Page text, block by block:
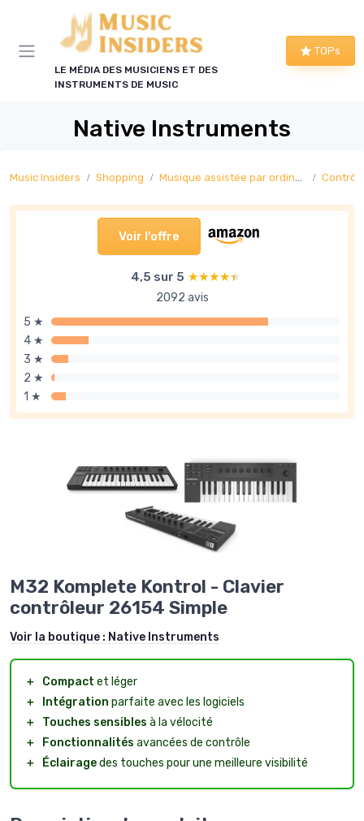
LE MÉDIA DES MUSICIENS ET DES
INSTRUMENTS DE MUSIC
TOPs
Native Instruments
Music Insiders Shopping Musique assistée par ordinateur
Voir l'offre
4,5 sur 5 ★★★★★
★★★★★
2092 avis
5 ★
4 ★
3 ★
2 ★
1 ★
M32 Komplete Kontrol - Clavier
contrôleur 26154 Simple
Voir la boutique : Native Instruments
＋ Compact et léger
＋
Intégration parfaite avec les logiciels
＋
Touches sensibles à la vélocité
＋
Fonctionnalités avancées de contrôle
＋
Éclairagedes touches pour une meilleure visibilité
Panneau de gestion des cookies